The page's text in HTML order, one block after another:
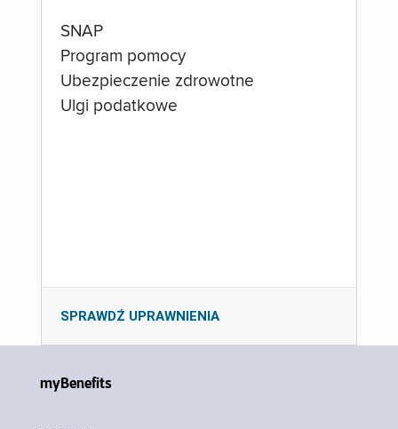
SNAP
Program pomocy
Ubezpieczenie zdrowotne
Ulgi podatkowe
SPRAWDŹ UPRAWNIENIA
myBenefits